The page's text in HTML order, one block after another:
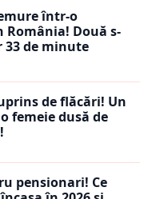
într-o
Două s-
33 de minute
de flăcări! Un
femeie dusă de
pensionari! Ce